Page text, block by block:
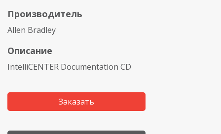
Производитель
Allen Bradley
Описание
IntelliCENTER Documentation CD
Заказать